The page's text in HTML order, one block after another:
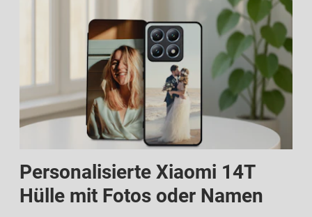
Personalisierte Xiaomi 14T
Hülle mit Fotos oder Namen